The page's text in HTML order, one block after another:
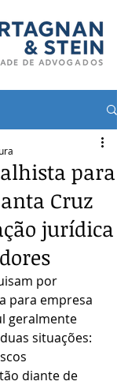
para
Cruz
jurídica
por
para empresa
geralmente
situações:
diante de